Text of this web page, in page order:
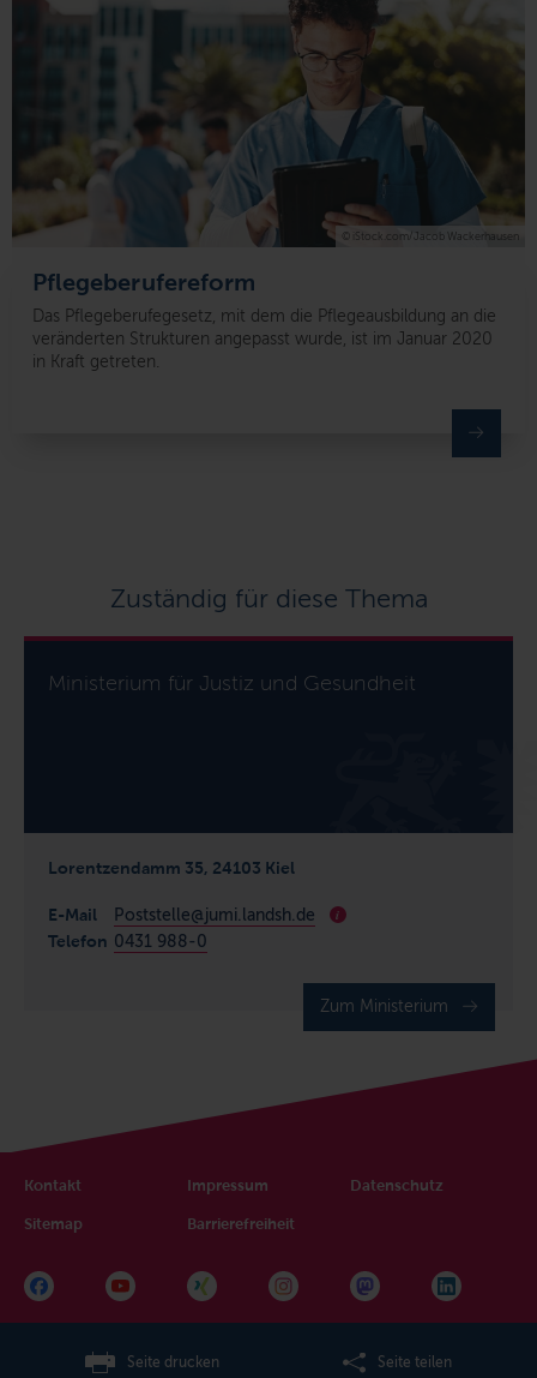
Pflegeberufereform
Das Pflegeberufegesetz, mit dem die Pflegeausbildung an die
veränderten Strukturen angepasst wurde, ist im Januar 2020
in Kraft getreten.
© iStock.com/Jacob Wackerhausen
Zuständig für diese Thema
Ministerium für Justiz und Gesundheit
Lorentzendamm 35, 24103 Kiel
E-Mail Poststelle@jumi.landsh.de
i
Telefon 0431 988-0
Zum Ministerium
Kontakt Impressum Datenschutz
Sitemap Barrierefreiheit
Seite drucken Seite teilen